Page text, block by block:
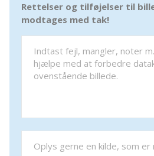
Rettelser og tilføjelser til
modtages med tak!